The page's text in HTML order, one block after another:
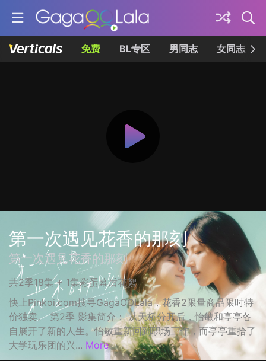
免费 BL专区 男同志 女同志
第一次遇见花香的那刻
第一次遇見花香的那刻
共2季18集 + 1集彩蛋幕后花絮
快上Pinkoi.com搜寻GagaOOLala，花香2限量商品限时特
价独卖。 第2季 影集简介： 从天桥分开后，怡敏和亭亭各
自展开了新的人生。怡敏重新回到职场工作，而亭亭重拾了
大学玩乐团的兴... More